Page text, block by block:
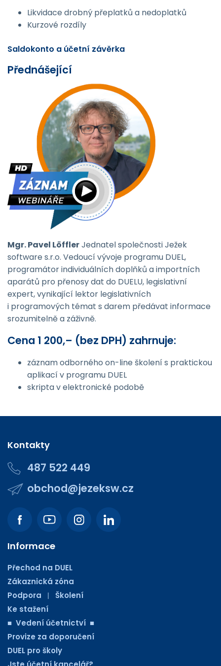
Likvidace drobný přeplatků a nedoplatků
Kurzové rozdíly
Saldokonto a účetní závěrka
Přednášející
Mgr. Pavel LöfflerJednatel společnosti Ježek
software s.r.o. Vedoucí vývoje programu DUEL,
programátor individuálních doplňků a importních
aparátů pro přenosy dat do DUELU, legislativní
expert, vynikající lektor legislativních
i programových témat s darem předávat informace
srozumitelně a záživně.
Cena 1 200,– (bez DPH) zahrnuje:
záznam odborného on-line školení s praktickou
aplikací v programu DUEL
skripta v elektronické podobě
Kontakty
487 522 449
obchod@jezeksw.cz
Informace
Přechod na DUEL
Zákaznická zóna
Podpora
Školení
Ke stažení
■ Vedení účetnictví ■
Provize za doporučení
DUEL pro školy